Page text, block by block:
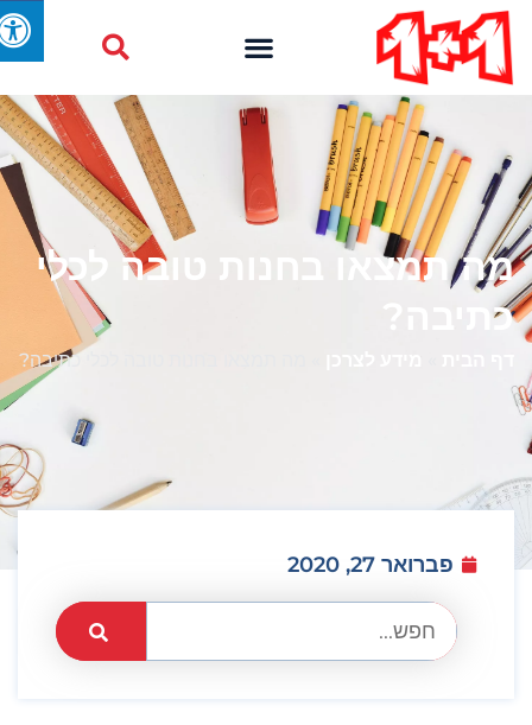
מה תמצאו בחנות טובה לכלי
כתיבה?
מה תמצאו בחנות טובה לכלי כתיבה?
פברואר 27, 2020